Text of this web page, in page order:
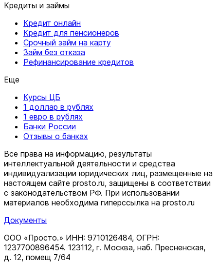
Кредиты и займы
Кредит онлайн
Кредит для пенсионеров
Срочный займ на карту
Займ без отказа
Рефинансирование кредитов
Еще
Курсы ЦБ
1 доллар в рублях
1 евро в рублях
Банки России
Отзывы о банках
Все права на информацию, результаты
интеллектуальной деятельности и средства
индивидуализации юридических лиц, размещенные на
настоящем сайте prosto.ru, защищены в соответствии
c законодательством РФ. При использовании
материалов необходима гиперссылка на prosto.ru
Документы
ООО «Просто.» ИНН: 9710126484, ОГРН:
1237700896454. 123112, г. Москва, наб. Пресненская,
д. 12, помещ 7/64